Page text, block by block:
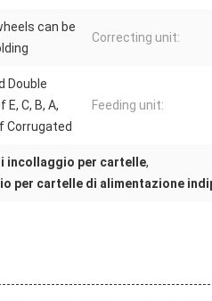
can be
Correcting unit:
Double
C, B, A,
Corrugated
Feeding unit:
incollaggio per cartelle,
per cartelle di alimentazione